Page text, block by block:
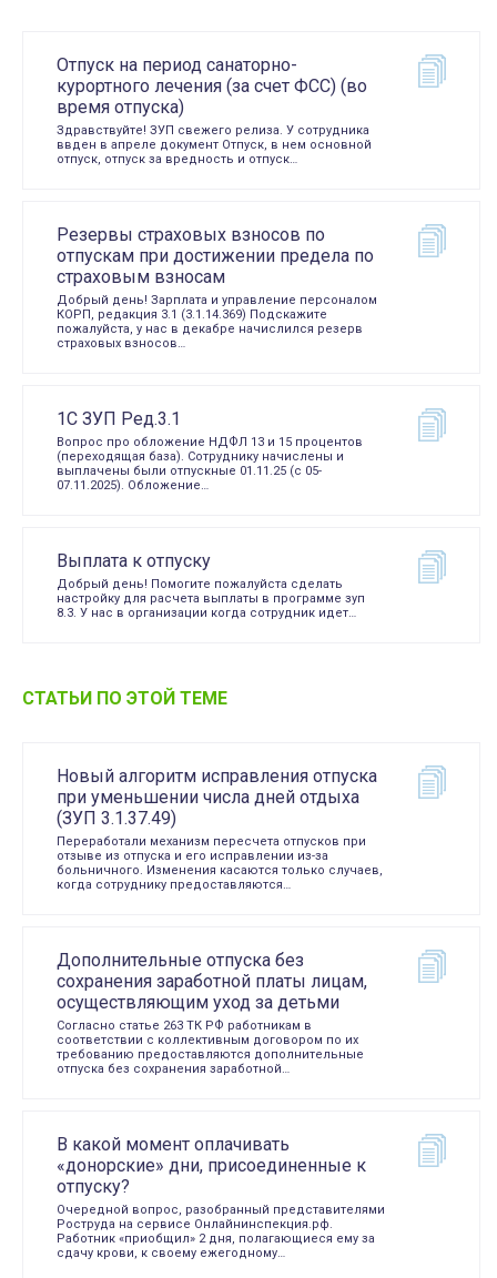
Отпуск на период санаторно-
курортного лечения (за счет ФСС) (во
время отпуска)
Здравствуйте! ЗУП свежего релиза. У сотрудника
ввден в апреле документ Отпуск, в нем основной
отпуск, отпуск за вредность и отпуск…
Резервы страховых взносов по
отпускам при достижении предела по
страховым взносам
Добрый день! Зарплата и управление персоналом
КОРП, редакция 3.1 (3.1.14.369) Подскажите
пожалуйста, у нас в декабре начислился резерв
страховых взносов…
1С ЗУП Ред.3.1
Вопрос про обложение НДФЛ 13 и 15 процентов
(переходящая база). Сотруднику начислены и
выплачены были отпускные 01.11.25 (с 05-
07.11.2025). Обложение…
Выплата к отпуску
Добрый день! Помогите пожалуйста сделать
настройку для расчета выплаты в программе зуп
8.3. У нас в организации когда сотрудник идет…
СТАТЬИ ПО ЭТОЙ ТЕМЕ
Новый алгоритм исправления отпуска
при уменьшении числа дней отдыха
(ЗУП 3.1.37.49)
Переработали механизм пересчета отпусков при
отзыве из отпуска и его исправлении из-за
больничного. Изменения касаются только случаев,
когда сотруднику предоставляются…
Дополнительные отпуска без
сохранения заработной платы лицам,
осуществляющим уход за детьми
Согласно статье 263 ТК РФ работникам в
соответствии с коллективным договором по их
требованию предоставляются дополнительные
отпуска без сохранения заработной…
В какой момент оплачивать
«донорские» дни, присоединенные к
отпуску?
Очередной вопрос, разобранный представителями
Роструда на сервисе Онлайнинспекция.рф.
Работник «приобщил» 2 дня, полагающиеся ему за
сдачу крови, к своему ежегодному…